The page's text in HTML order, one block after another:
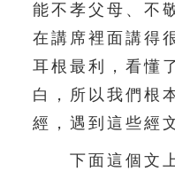
能不孝父母、不
在講席裡面講得
耳根最利，看懂
白，所以我們根
經，遇到這些經
下面這個文上